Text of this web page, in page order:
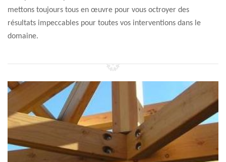
mettons toujours tous en œuvre pour vous octroyer des
résultats impeccables pour toutes vos interventions dans le
domaine.